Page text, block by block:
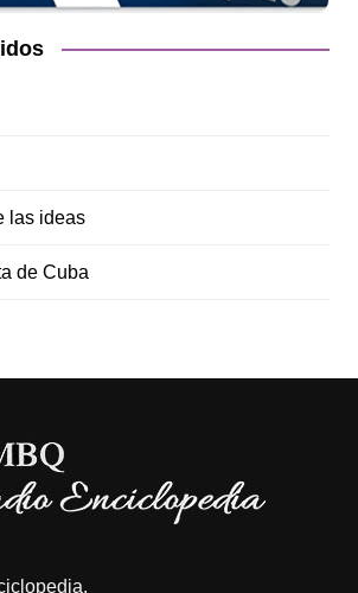
las ideas
de Cuba